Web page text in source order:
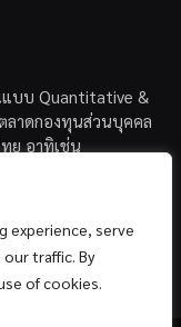
experience, serve
traffic. By
of cookies.
บบ Quantitative &
ลาดกองทุนส่วนบุคคล
ย อาทิเช่น